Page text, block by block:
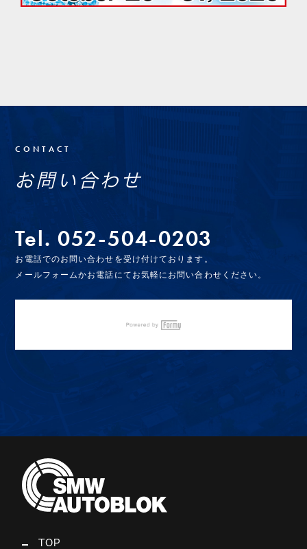
お問い合わせ
CONTACT
Tel.052-504-0203
お電話でのお問い合わせを受け付けております。
メールフォームかお電話にてお気軽にお問い合わせください。
TOP